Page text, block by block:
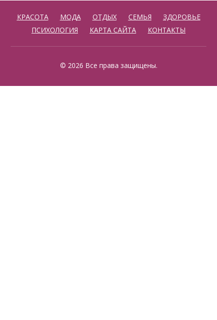
КРАСОТА МОДА ОТДЫХ СЕМЬЯ
ЗДОРОВЬЕ
ПСИХОЛОГИЯ
КАРТА САЙТА КОНТАКТЫ
© 2026 Все права защищены.